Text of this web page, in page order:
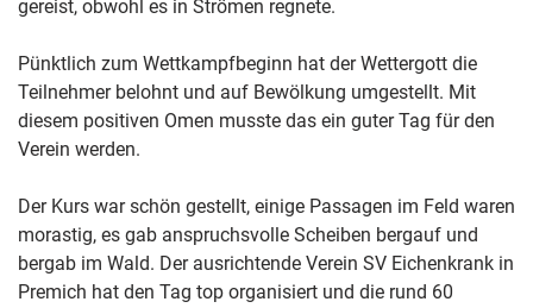
gereist, obwohl es in Strömen regnete.
Pünktlich zum Wettkampfbeginn hat der Wettergott die
Teilnehmer belohnt und auf Bewölkung umgestellt. Mit
diesem positiven Omen musste das ein guter Tag für den
Verein werden.
Der Kurs war schön gestellt, einige Passagen im Feld waren
morastig, es gab anspruchsvolle Scheiben bergauf und
bergab im Wald. Der ausrichtende Verein SV Eichenkrank in
Premich hat den Tag top organisiert und die rund 60